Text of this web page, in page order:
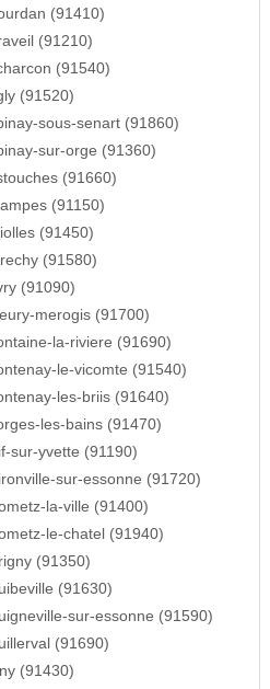
(91410)
(91210)
(91540)
(91520)
sous-senart (91860)
sur-orge (91360)
(91660)
(91150)
(91450)
(91580)
(91090)
merogis (91700)
la-riviere (91690)
le-vicomte (91540)
les-briis (91640)
les-bains (91470)
sur-yvette (91190)
sur-essonne (91720)
la-ville (91400)
le-chatel (91940)
(91350)
(91630)
sur-essonne (91590)
(91690)
(91430)